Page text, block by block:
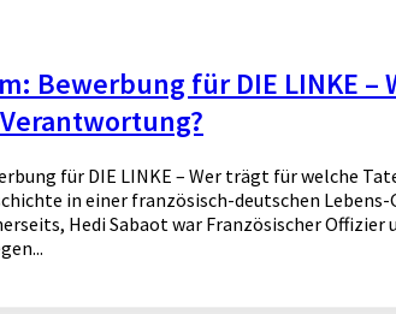
Bewerbung für DIE LINKE –
für DIE LINKE – Wer trägt für welche
in einer französisch-deutschen Lebens-
Hedi Sabaot war Französischer Offizier